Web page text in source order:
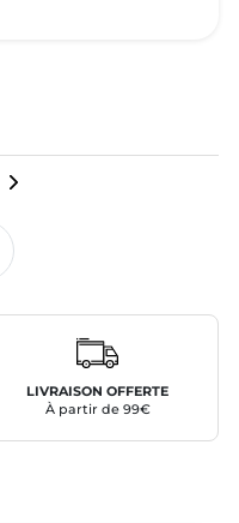
LIVRAISON OFFERTE
À partir de 99€